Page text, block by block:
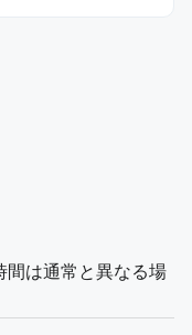
は通常と異なる場